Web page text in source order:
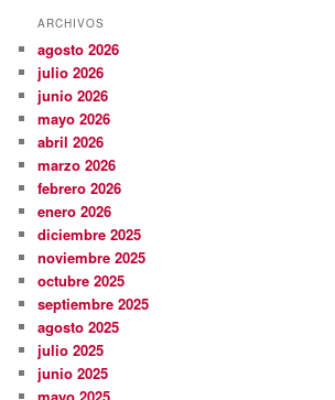
ARCHIVOS
agosto 2026
julio 2026
junio 2026
mayo 2026
abril 2026
marzo 2026
febrero 2026
enero 2026
diciembre 2025
noviembre 2025
octubre 2025
septiembre 2025
agosto 2025
julio 2025
junio 2025